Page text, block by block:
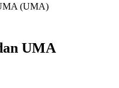
(UMA)
UMA